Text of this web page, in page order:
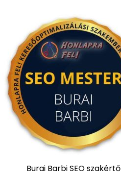
Burai Barbi SEO szakértő